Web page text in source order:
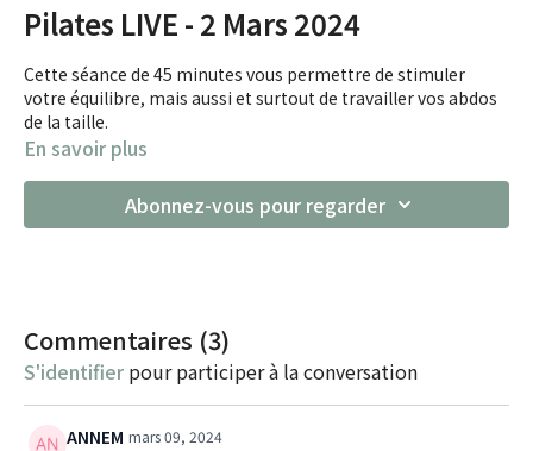
Pilates LIVE - 2 Mars 2024
Cette séance de 45 minutes vous permettre de stimuler
votre équilibre, mais aussi et surtout de travailler vos abdos
de la taille.
En savoir plus
Abonnez-vous pour regarder
Commentaires (3)
S'identifier pour participer à la conversation
ANNEM mars 09, 2024